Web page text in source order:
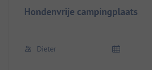
Hondenvrije campingplaats
Dieter